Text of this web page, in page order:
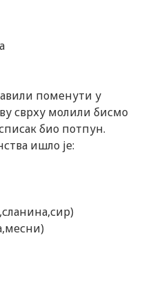
поменути у
сврху молили бисмо
био потпун.
ишло је: